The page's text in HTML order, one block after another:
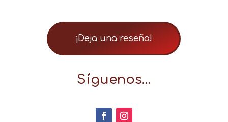
¡Deja una reseña!
Síguenos…